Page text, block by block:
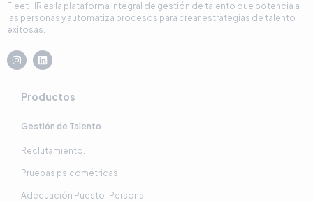
Fleet HR es la plataforma integral de gestión de talento que potencia a
las personas y automatiza procesos para crear estrategias de talento
exitosas.
I
n
s
a
g
a
m
L
i
n
e
d
n
Productos
Gestión de Talento
Reclutamiento.
Pruebas psicométricas.
Adecuación Puesto-Persona.